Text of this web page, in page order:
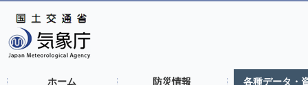
ホーム 防災情報 各種データ・